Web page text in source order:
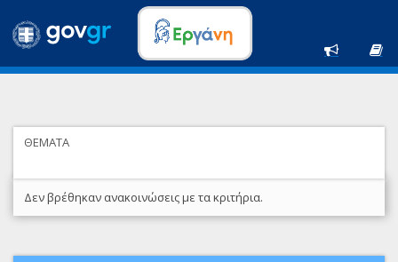
ΘΕΜΑΤΑ
Δεν βρέθηκαν ανακοινώσεις με τα κριτήρια.